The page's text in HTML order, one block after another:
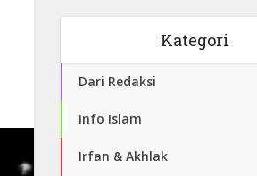
Kategori
Dari Redaksi
Info Islam
Irfan & Akhlak